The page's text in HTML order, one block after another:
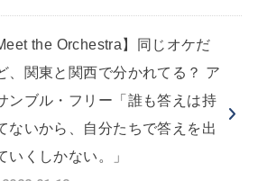
the Orchestra】同じオケだ
、関東と関西で分かれてる？ ア
ンブル・フリー「誰も答えは持
ないから、自分たちで答えを出
いくしかない。」